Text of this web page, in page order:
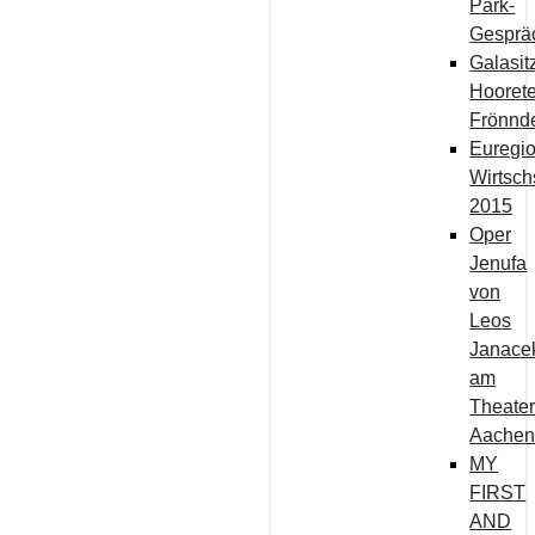
Park-
2015
Oper
Jenufa
von
Leos
am
Theater
Aachen
MY
FIRST
AND